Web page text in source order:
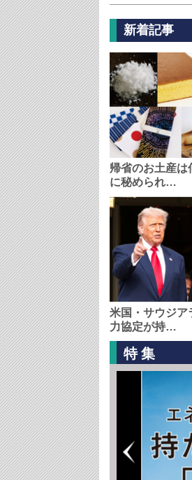
新着記事
帰省のお土産は
に秘められ…
米国・サウジア
力協定が持…
特集